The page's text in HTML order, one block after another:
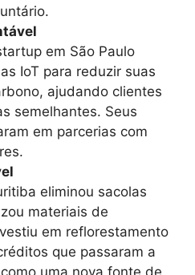
em São Paulo
IoT para reduzir suas
ajudando clientes
semelhantes. Seus
em parcerias com
eliminou sacolas
materiais de
em reflorestamento
que passaram a
uma nova fonte de